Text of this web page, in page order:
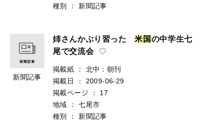
種別
： 新聞記事
新聞記事
姉さんかぶり習った米 国の中学生七
尾で交流会
掲載紙 ：
北中：朝刊
掲載日
：
2009-06-29
掲載ページ
：
17
地域
：
七尾市
種別
： 新聞記事